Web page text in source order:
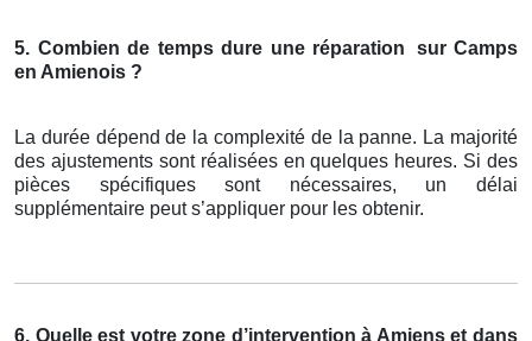
5. Combien de temps dure une réparation
sur Camps
en Amienois ?
La durée dépend de la complexité de la panne. La majorité
des ajustements sont réalisées en quelques heures. Si des
pièces spécifiques sont nécessaires, un délai
supplémentaire peut s’appliquer pour les obtenir.
6. Quelle est votre zone d’intervention à Amiens et dans